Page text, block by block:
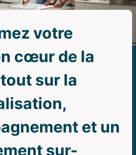
votre
cœur de la
sur la
et un
sur-